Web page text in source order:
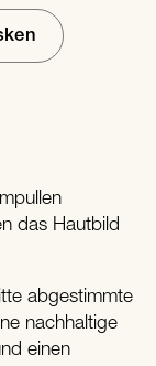
das Hautbild
abgestimmte
nachhaltige
einen